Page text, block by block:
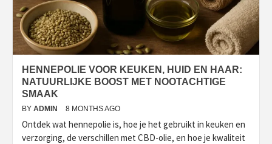
HENNEPOLIE VOOR KEUKEN, HUID EN HAAR:
NATUURLIJKE BOOST MET NOOTACHTIGE
SMAAK
BY ADMIN 8 MONTHS AGO
Ontdek wat hennepolie is, hoe je het gebruikt in keuken en
verzorging, de verschillen met CBD-olie, en hoe je kwaliteit